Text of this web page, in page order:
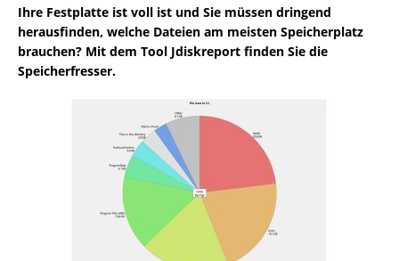
Ihre Festplatte ist voll ist und Sie müssen dringend
herausfinden, welche Dateien am meisten Speicherplatz
brauchen? Mit dem Tool Jdiskreport finden Sie die
Speicherfresser.